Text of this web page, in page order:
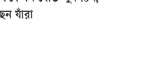
যাঁরা